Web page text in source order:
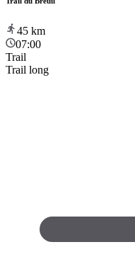
45 km
07:00
Trail
Trail long